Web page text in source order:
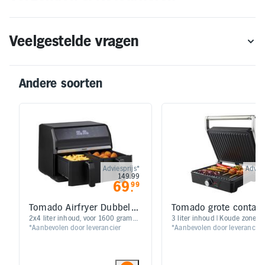
Veelgestelde vragen
Andere soorten
Adviesprijs*
149.99
69.99
Tomado Airfryer Dubbele
bak 2x4Liter TAF8001B
2x4 liter inhoud, voor 1600 gram
friet | 8 automatische programma's |
eindtijd | Tiptoetsbediening met
*Aanbevolen door leverancier
Tomado grote
TGC4001S
​​​​3 liter inhoud | Koude zone
technologie | Regelbare
*Aanbevolen door leverancier